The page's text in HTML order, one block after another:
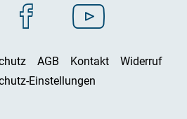
AGB Kontakt
Widerruf
Einstellungen